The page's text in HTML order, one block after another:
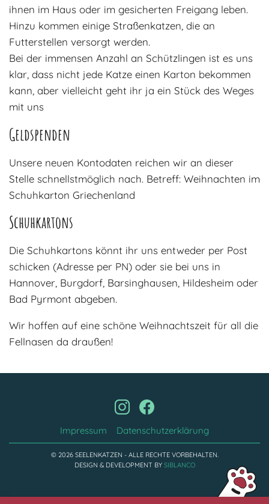
ihnen im Haus oder im gesicherten Freigang leben.
Hinzu kommen einige Straßenkatzen, die an
Futterstellen versorgt werden.
Bei der immensen Anzahl an Schützlingen ist es uns
klar, dass nicht jede Katze einen Karton bekommen
kann, aber vielleicht geht ihr ja ein Stück des Weges
mit uns
Geldspenden
Unsere neuen Kontodaten reichen wir an dieser
Stelle schnellstmöglich nach. Betreff: Weihnachten im
Schuhkarton Griechenland
Schuhkartons
Die Schuhkartons könnt ihr uns entweder per Post
schicken (Adresse per PN) oder sie bei uns in
Hannover, Burgdorf, Barsinghausen, Hildesheim oder
Bad Pyrmont abgeben.
Wir hoffen auf eine schöne Weihnachtszeit für all die
Fellnasen da draußen!
Impressum Datenschutzerklärung
© 2026 SEELENKATZEN - ALLE RECHTE VORBEHALTEN.
DESIGN & DEVELOPMENT BY SIBLANCO